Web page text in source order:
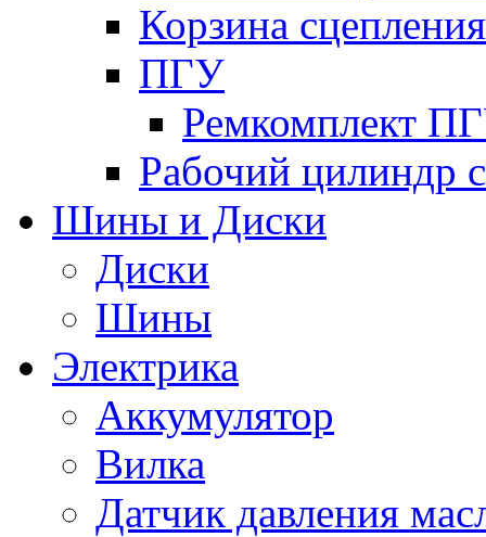
Корзина сцепления
ПГУ
Ремкомплект
Рабочий цилиндр
Шины и Диски
Диски
Шины
Электрика
Аккумулятор
Вилка
Датчик давления